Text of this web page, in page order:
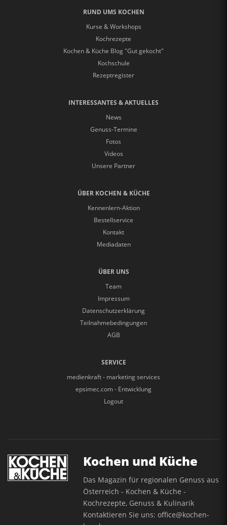
RUND UMS KOCHEN
Kurse & Workshops
Kochrezepte
Kochen & Küche Blog "Gut gekocht"
Kochschule
Rezeptregister
INTERESSANTES & AKTUELLES
News
Genuss-Termine
Fotos
Videos
Unsere Partner
ÜBER KOCHEN & KÜCHE
Kennenlern-Aktion
Bestellservice
Kontakt
Mediadaten
ÜBER UNS
Team
Impressum
Datenschutzerklärung
Teilnahmebedingungen
AGB
SERVICE
medienkraft - marketing services
epsimec.com - Entwicklung
Logout
Kochen und Küche
Das Magazin für regionalen Genuss aus
Österreich - Kochen & Küche -
Kochrezepte, Genuss & Kulinarik
Kontaktieren Sie uns:office@kochen-